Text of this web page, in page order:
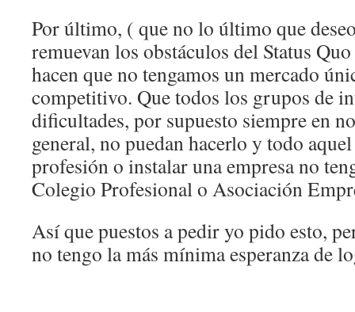
Por último, ( que no lo último que
remuevan los obstáculos del Status
hacen que no tengamos un mercado
competitivo. Que todos los grupos de
dificultades, por supuesto siempre en
general, no puedan hacerlo y todo
profesión o instalar una empresa no
Colegio Profesional o Asociación
Así que puestos a pedir yo pido esto,
no tengo la más mínima esperanza de